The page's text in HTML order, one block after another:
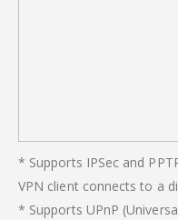
* Supports IPSec and
VPN client connects to a
* Supports UPnP